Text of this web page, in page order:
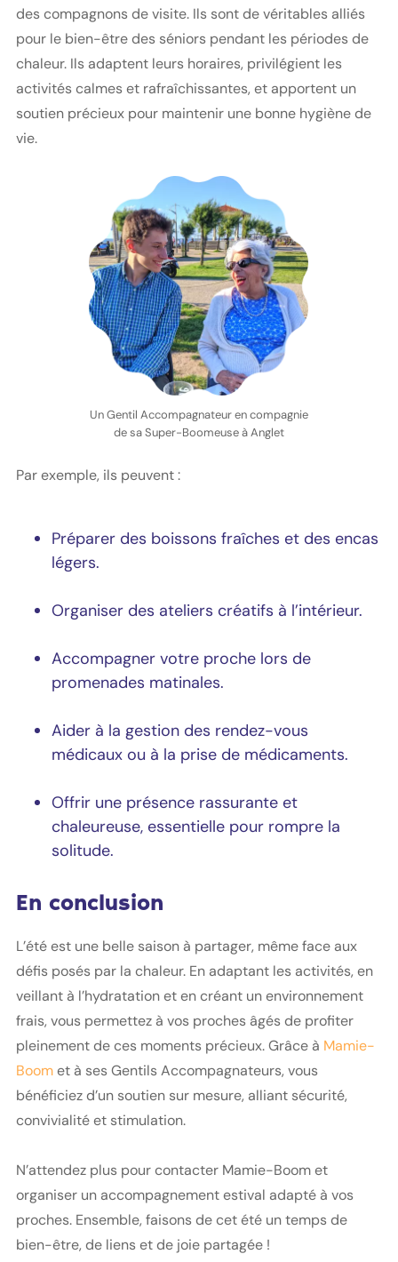
des compagnons de visite. Ils sont de véritables alliés
pour le bien-être des séniors pendant les périodes de
chaleur. Ils adaptent leurs horaires, privilégient les
activités calmes et rafraîchissantes, et apportent un
soutien précieux pour maintenir une bonne hygiène de
vie.
Un Gentil Accompagnateur en compagnie
de sa Super-Boomeuse à Anglet
Par exemple, ils peuvent :
Préparer des boissons fraîches et des encas
légers.
Organiser des ateliers créatifs à l’intérieur.
Accompagner votre proche lors de
promenades matinales.
Aider à la gestion des rendez-vous
médicaux ou à la prise de médicaments.
Offrir une présence rassurante et
chaleureuse, essentielle pour rompre la
solitude.
En conclusion
L’été est une belle saison à partager, même face aux
défis posés par la chaleur. En adaptant les activités, en
veillant à l’hydratation et en créant un environnement
frais, vous permettez à vos proches âgés de profiter
pleinement de ces moments précieux. Grâce à Mamie-
Boomet à ses Gentils Accompagnateurs, vous
bénéficiez d’un soutien sur mesure, alliant sécurité,
convivialité et stimulation.
N’attendez plus pour contacter Mamie-Boom et
organiser un accompagnement estival adapté à vos
proches. Ensemble, faisons de cet été un temps de
bien-être, de liens et de joie partagée !